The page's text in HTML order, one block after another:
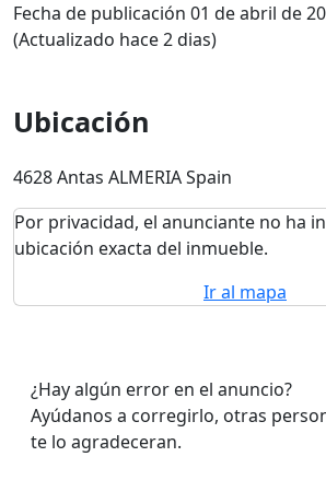
Fecha de publicación 01 de abril de
(Actualizado hace 2 dias)
Ubicación
4628 Antas ALMERIA Spain
Por privacidad, el anunciante no ha
ubicación exacta del inmueble.
Ir al mapa
¿Hay algún error en el anuncio?
Ayúdanos a corregirlo, otras
te lo agradeceran.